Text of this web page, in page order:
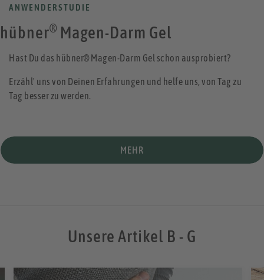
ANWENDERSTUDIE
hübner® Magen-Darm Gel
Hast Du das hübner® Magen-Darm Gel schon ausprobiert?
Erzähl' uns von Deinen Erfahrungen und helfe uns, von Tag zu
Tag besser zu werden.
MEHR
Unsere Artikel B - G